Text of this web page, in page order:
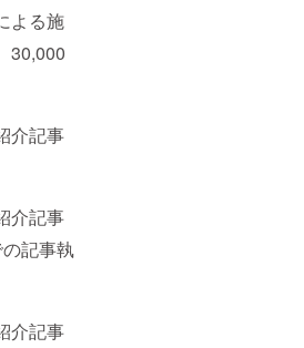
よる施
30,000
介記事
介記事
記事執
介記事